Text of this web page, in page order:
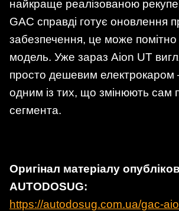
найкраще реалізованою
GAC справді готує оновлення
забезпечення, це може
модель. Уже зараз Aion UT
просто дешевим
одним із тих, що змінюють сам
сегмента.
Оригінал матеріалу
AUTODOSUG:
https://autodosug.com.ua/gac-